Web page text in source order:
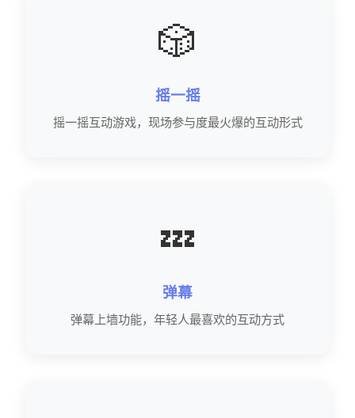
🎲
摇一摇
摇一摇互动游戏，现场参与度最火爆的互动形式
💤
弹幕
弹幕上墙功能，年轻人最喜欢的互动方式